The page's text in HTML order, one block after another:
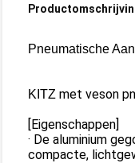
Pneumatische
KITZ met veson
[Eigenschappen]
· De aluminium
compacte,